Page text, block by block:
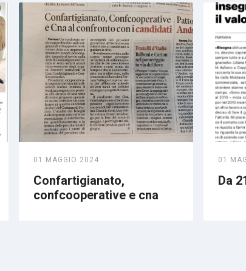
01 MAGGIO 2024
Confartigianato,
confcooperative e cna
01
Da